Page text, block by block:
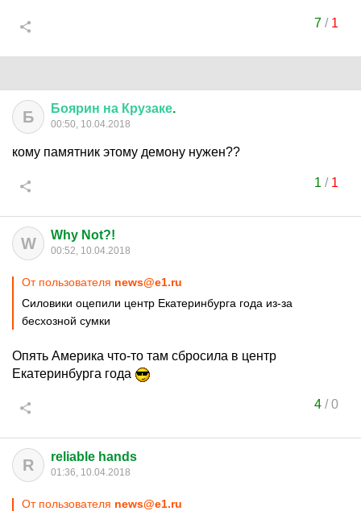
7/ 1
Б Боярин на Крузаке.
00:50, 10.04.2018
кому памятник этому демону нужен??
1 / 1
W Why Not?!
00:52, 10.04.2018
От пользователя news@e1.ru
Силовики оцепили центр Екатеринбурга года из-за
бесхозной сумки
Опять Америка что-то там сбросила в центр
Екатеринбурга года
4/0
R reliable hands
01:36, 10.04.2018
От пользователя news@e1.ru